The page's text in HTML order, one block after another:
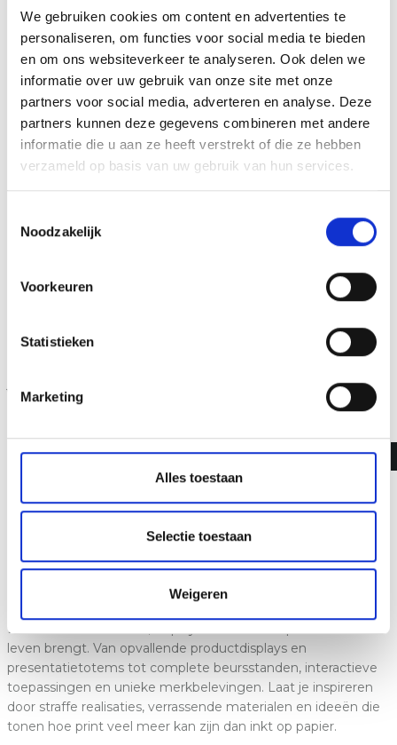
We gebruiken cookies om content en advertenties te
personaliseren, om functies voor social media te bieden
en om ons websiteverkeer te analyseren. Ook delen we
informatie over uw gebruik van onze site met onze
partners voor social media, adverteren en analyse. Deze
partners kunnen deze gegevens combineren met andere
informatie die u aan ze heeft verstrekt of die ze hebben
verzameld op basis van uw gebruik van hun services.
Noodzakelijk
Voorkeuren
Statistieken
Marketing
Alles toestaan
Selectie toestaan
Weigeren
Ik wil deze printspiratiegids graag ook geprint
ontvangen*
Neen, digitaal is voldoende
Ja, graag digitaal en geprint
privacyverklaring
Printspiratie
voor
& displays
Print heeft de kracht om mensen te doen stilstaan. Om een
merk tastbaar te maken. Om een idee om te zetten in een
Burocad beursstanden, displays en creatieve presentaties tot
leven brengt. Van opvallende productdisplays en
presentatietotems tot complete beursstanden, interactieve
toepassingen en unieke merkbelevingen. Laat je inspireren
door straffe realisaties, verrassende materialen en ideeën die
tonen hoe print veel meer kan zijn dan inkt op papier.